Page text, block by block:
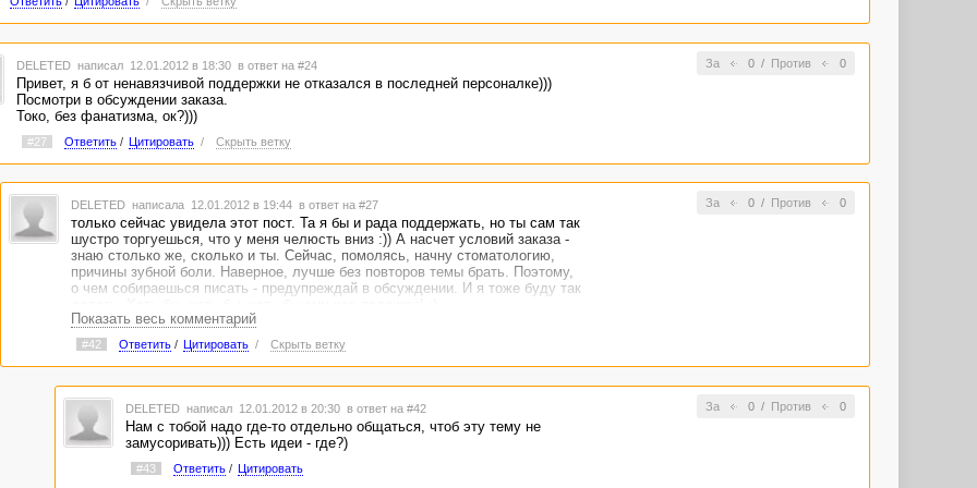
За 0/ Против 0
DELETED написал 12.01.2012 в 18:30 в ответ на #24
Привет, я б от ненавязчивой поддержки не отказался в последней персоналке)))
Посмотри в обсуждении заказа.
Токо, без фанатизма, ок?)))
#27 Ответить/ Цитировать / Скрыть ветку
За 0/ Против 0
DELETED написала 12.01.2012 в 19:44 в ответ на #27
только сейчас увидела этот пост. Та я бы и рада поддержать, но ты сам так
шустро торгуешься, что у меня челюсть вниз :)) А насчет условий заказа -
знаю столько же, сколько и ты. Сейчас, помолясь, начну стоматологию,
причины зубной боли. Наверное, лучше без повторов темы брать. Поэтому,
о чем собираешься писать - предупреждай в обсуждении. И я тоже буду так
Показать весь комментарий
#42 Ответить/ Цитировать / Скрыть ветку
За 0/ Против 0
DELETED написал 12.01.2012 в 20:30 в ответ на #42
Нам с тобой надо где-то отдельно общаться, чтоб эту тему не
замусоривать))) Есть идеи - где?)
#43 Ответить/ Цитировать